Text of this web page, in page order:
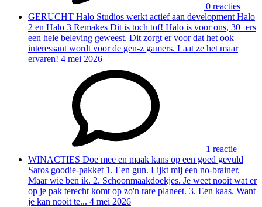
0 reacties
GERUCHT Halo Studios werkt actief aan development Halo
2 en Halo 3 Remakes Dit is toch tof! Halo is voor ons, 30+ers
een hele beleving geweest. Dit zorgt er voor dat het ook
interessant wordt voor de gen-z gamers. Laat ze het maar
ervaren! 4 mei 2026
1 reactie
WINACTIES Doe mee en maak kans op een goed gevuld
Saros goodie-pakket 1. Een gun. Lijkt mij een no-brainer.
Maar wie ben ik. 2. Schoonmaakdoekjes. Je weet nooit wat er
op je pak terecht komt op zo'n rare planeet. 3. Een kaas. Want
je kan nooit te... 4 mei 2026